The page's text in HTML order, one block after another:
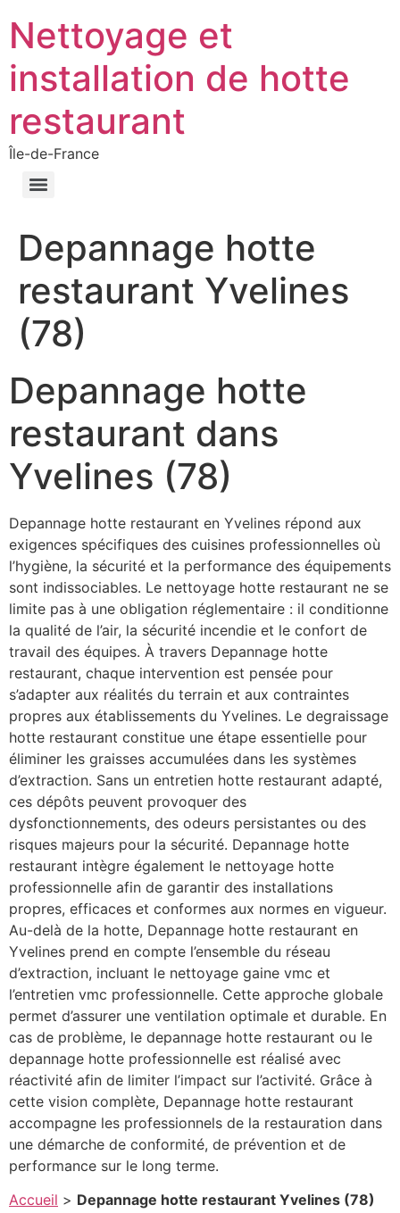
Nettoyage et
installation de hotte
restaurant
Île-de-France
Depannage hotte
restaurant Yvelines
(78)
Depannage hotte
restaurant dans
Yvelines (78)
Depannage hotte restaurant en Yvelines répond aux
exigences spécifiques des cuisines professionnelles où
l’hygiène, la sécurité et la performance des équipements
sont indissociables. Le nettoyage hotte restaurant ne se
limite pas à une obligation réglementaire : il conditionne
la qualité de l’air, la sécurité incendie et le confort de
travail des équipes. À travers Depannage hotte
restaurant, chaque intervention est pensée pour
s’adapter aux réalités du terrain et aux contraintes
propres aux établissements du Yvelines. Le degraissage
hotte restaurant constitue une étape essentielle pour
éliminer les graisses accumulées dans les systèmes
d’extraction. Sans un entretien hotte restaurant adapté,
ces dépôts peuvent provoquer des
dysfonctionnements, des odeurs persistantes ou des
risques majeurs pour la sécurité. Depannage hotte
restaurant intègre également le nettoyage hotte
professionnelle afin de garantir des installations
propres, efficaces et conformes aux normes en vigueur.
Au-delà de la hotte, Depannage hotte restaurant en
Yvelines prend en compte l’ensemble du réseau
d’extraction, incluant le nettoyage gaine vmc et
l’entretien vmc professionnelle. Cette approche globale
permet d’assurer une ventilation optimale et durable. En
cas de problème, le depannage hotte restaurant ou le
depannage hotte professionnelle est réalisé avec
réactivité afin de limiter l’impact sur l’activité. Grâce à
cette vision complète, Depannage hotte restaurant
accompagne les professionnels de la restauration dans
une démarche de conformité, de prévention et de
performance sur le long terme.
Accueil > Depannage hotte restaurant Yvelines (78)